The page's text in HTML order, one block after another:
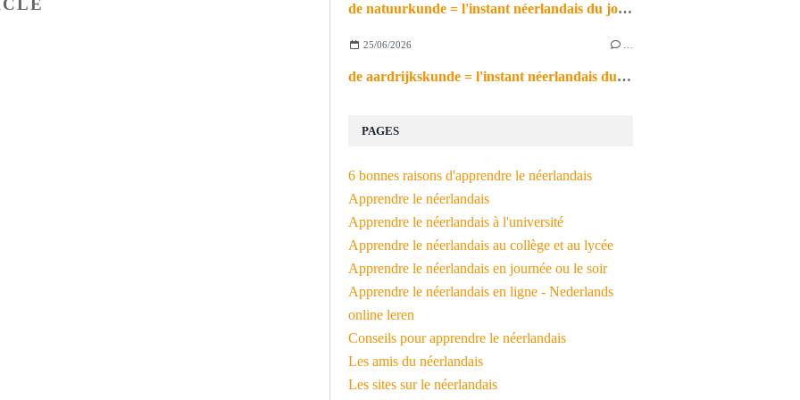
de natuurkunde = l'instant néerlandais du jour (2026_06_26)
25/06/2026
de aardrijkskunde = l'instant néerlandais du jour (2026_06_25)
PAGES
6 bonnes raisons d'apprendre le néerlandais
Apprendre le néerlandais
Apprendre le néerlandais à l'université
Apprendre le néerlandais au collège et au lycée
Apprendre le néerlandais en journée ou le soir
Apprendre le néerlandais en ligne - Nederlands
online leren
Conseils pour apprendre le néerlandais
Les amis du néerlandais
Les sites sur le néerlandais